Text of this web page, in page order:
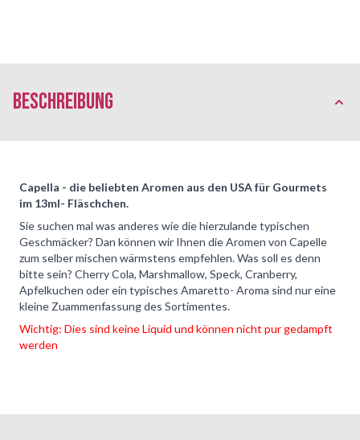
Beschreibung
Capella - die beliebten Aromen aus den USA für Gourmets
im 13ml- Fläschchen.
Sie suchen mal was anderes wie die hierzulande typischen
Geschmäcker? Dan können wir Ihnen die Aromen von Capelle
zum selber mischen wärmstens empfehlen. Was soll es denn
bitte sein? Cherry Cola, Marshmallow, Speck, Cranberry,
Apfelkuchen oder ein typisches Amaretto- Aroma sind nur eine
kleine Zuammenfassung des Sortimentes.
Wichtig: Dies sind keine Liquid und können nicht pur gedampft
werden